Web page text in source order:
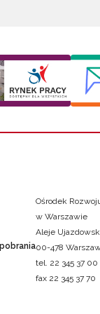
Ośrodek
w Warszawie
Aleje
00-478
tel. 22 345 37 00
fax 22 345 37 70